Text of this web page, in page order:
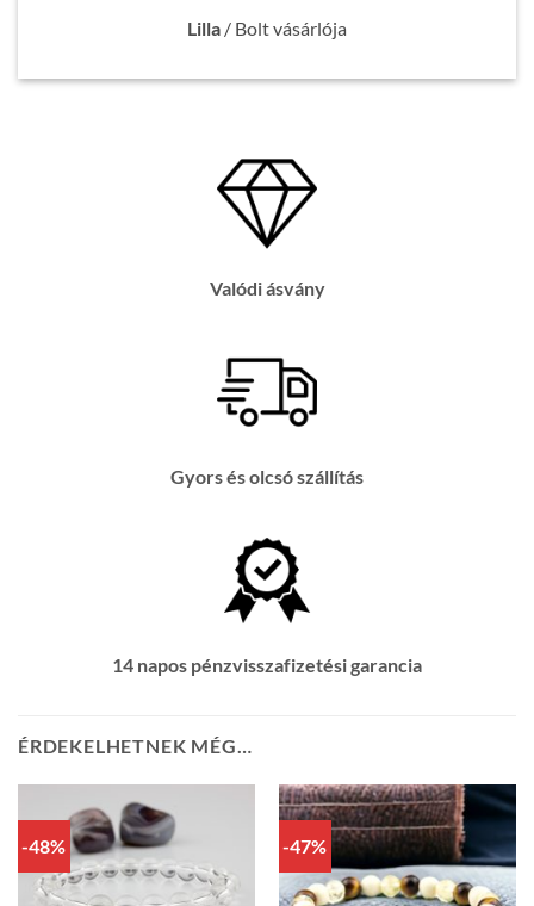
Lilla / Bolt vásárlója
Valódi ásvány
Gyors és olcsó szállítás
14 napos pénzvisszafizetési garancia
ÉRDEKELHETNEK MÉG…
-48% -47%